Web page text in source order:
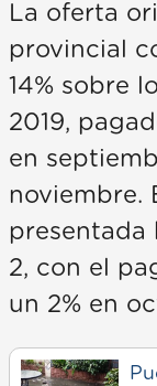
La oferta
provincial
14% sobre
2019,
en
noviembre.
presentada
2, con el
un 2% en